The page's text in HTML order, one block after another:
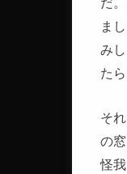
ま
み
た
そ
の
怪